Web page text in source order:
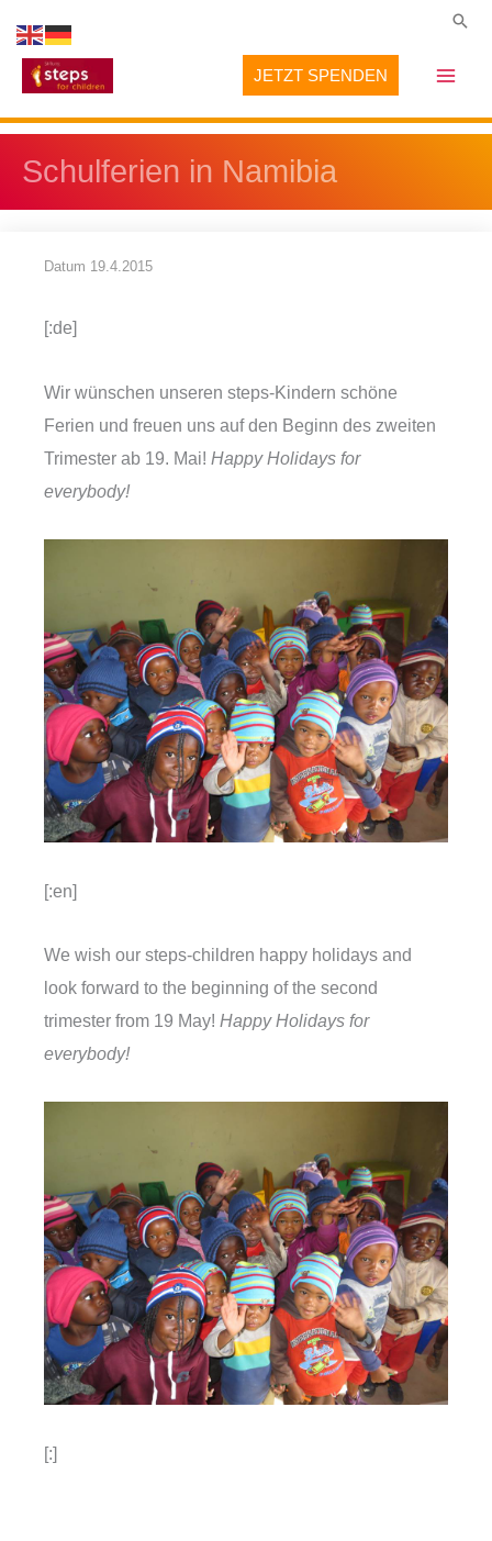
Inhalt
springen
JETZT SPENDEN
Schulferien in Namibia
Datum 19.4.2015
[:de]
Wir wünschen unseren steps-Kindern schöne
Ferien und freuen uns auf den Beginn des zweiten
Trimester ab 19. Mai! Happy Holidays for
everybody!
[:en]
We wish our steps-children happy holidays and
look forward to the beginning of the second
trimester from 19 May! Happy Holidays for
everybody!
[:]